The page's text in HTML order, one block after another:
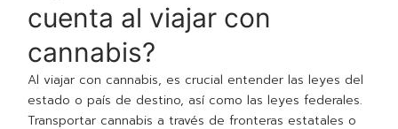
cuenta al viajar con
cannabis?
Al viajar con cannabis, es crucial entender las leyes del
estado o país de destino, así como las leyes federales.
Transportar cannabis a través de fronteras estatales o